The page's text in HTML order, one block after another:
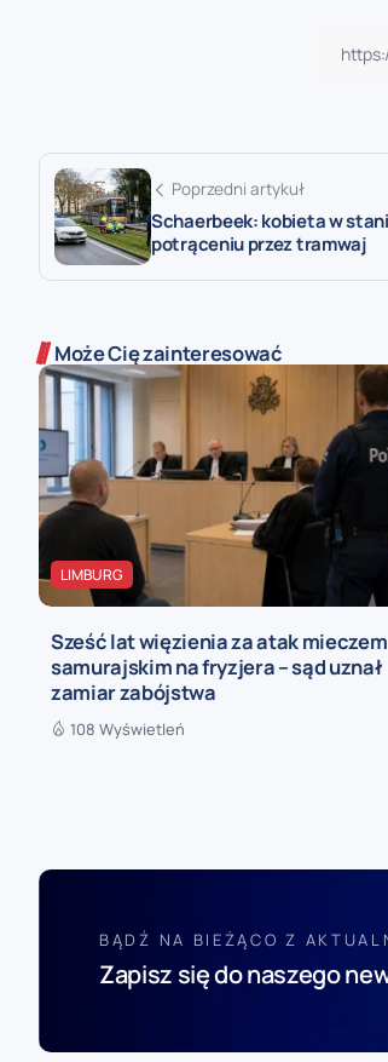
Poprzedni artykuł
Schaerbeek: kobieta w
potrąceniu przez tramwaj
Może Cię zainteresować
LIMBURG
Sześć lat więzienia za atak mieczem
samurajskim na fryzjera – sąd uznał
zamiar zabójstwa
108 Wyświetleń
BĄDŹ NA BIEŻĄCO Z
Zapisz się do naszego